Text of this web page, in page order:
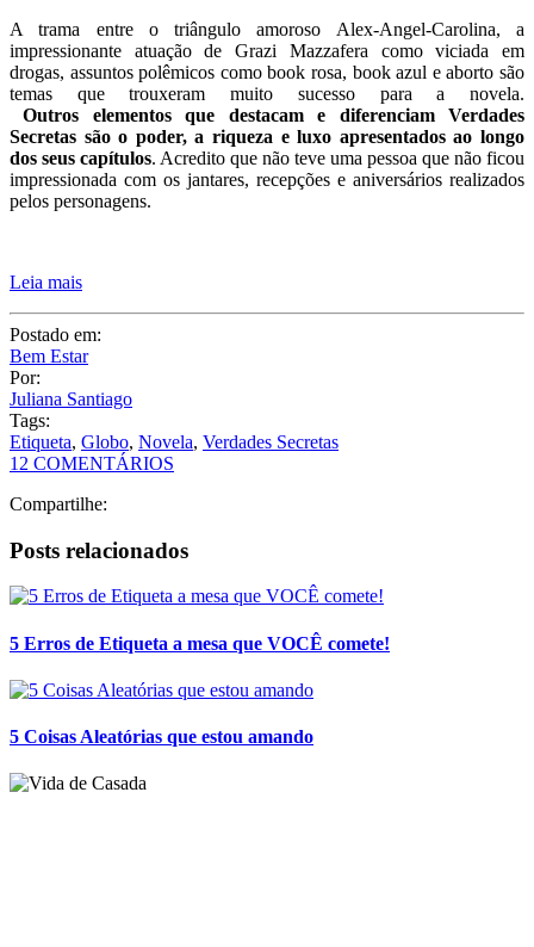
A trama entre o triângulo amoroso Alex-Angel-Carolina, a
impressionante atuação de Grazi Mazzafera como viciada em
drogas, assuntos polêmicos como book rosa, book azul e aborto são
temas que trouxeram muito sucesso para a novela.
Outros
elementos que destacam e diferenciam Verdades
Secretas são o poder, a riqueza e luxo apresentados ao longo
dos seus capítulos. Acredito que não teve uma pessoa que não ficou
impressionada com os jantares, recepções e aniversários realizados
pelos personagens.
Leia mais
Postado em:
Bem Estar
Por:
Juliana Santiago
Tags:
Etiqueta, Globo, Novela, Verdades Secretas
12 COMENTÁRIOS
Compartilhe:
Posts relacionados
5 Erros de Etiqueta a mesa que VOCÊ comete!
5 Coisas Aleatórias que estou amando